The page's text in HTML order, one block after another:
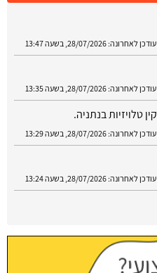
עודכן לאחרונה: 28/07/2026, בשעה 13:35
עודכן לאחרונה: 28/07/2026, בשעה 13:29
עודכן לאחרונה: 28/07/2026, בשעה 13:24
עודכן לאחרונה: 28/07/2026, בשעה 13:52